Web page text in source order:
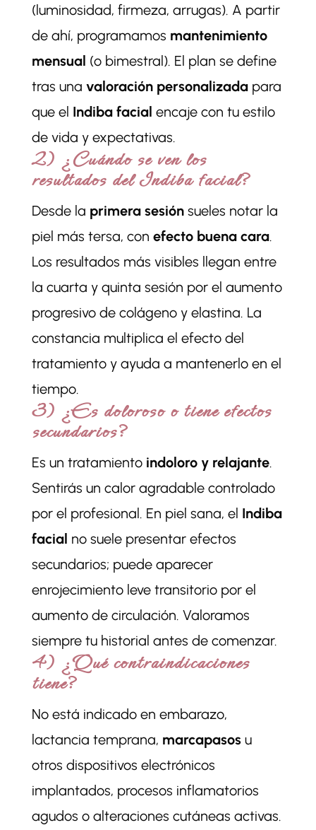
(luminosidad, firmeza, arrugas). A partir
de ahí, programamos mantenimiento
mensual (o bimestral). El plan se define
tras una valoración personalizadapara
que el Indiba facial encaje con tu estilo
de vida y expectativas.
2) ¿Cuándo se ven los
resultados del Indiba facial?
Desde la primera sesiónsueles notar la
piel más tersa, con efecto buena cara.
Los resultados más visibles llegan entre
la cuarta y quinta sesión por el aumento
progresivo de colágeno y elastina. La
constancia multiplica el efecto del
tratamiento y ayuda a mantenerlo en el
tiempo.
3) ¿Es doloroso o tiene efectos
secundarios?
Es un tratamiento indoloro y relajante.
Sentirás un calor agradable controlado
por el profesional. En piel sana, el Indiba
facial no suele presentar efectos
secundarios; puede aparecer
enrojecimiento leve transitorio por el
aumento de circulación. Valoramos
siempre tu historial antes de comenzar.
4) ¿Qué contraindicaciones
tiene?
No está indicado en embarazo,
lactancia temprana, marcapasosu
otros dispositivos electrónicos
implantados, procesos inflamatorios
agudos o alteraciones cutáneas activas.